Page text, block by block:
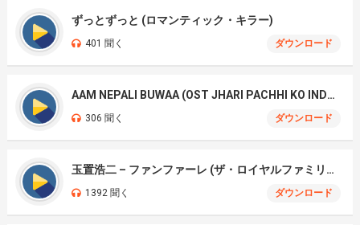
ずっとずっと (ロマンティック・キラー)
401 聞く ダウンロード
AAM NEPALI BUWAA (OST JHARI PACHHI KO INDRENI)
306 聞く ダウンロード
玉置浩二 – ファンファーレ (ザ・ロイヤルファミリー)
1392 聞く ダウンロード